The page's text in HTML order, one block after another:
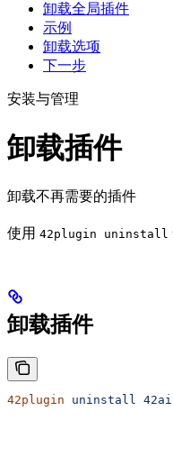
卸载全局插件
示例
卸载选项
下一步
安装与管理
卸载插件
卸载不再需要的插件
使用 42plugin uninstall
卸载插件
42plugin uninstall